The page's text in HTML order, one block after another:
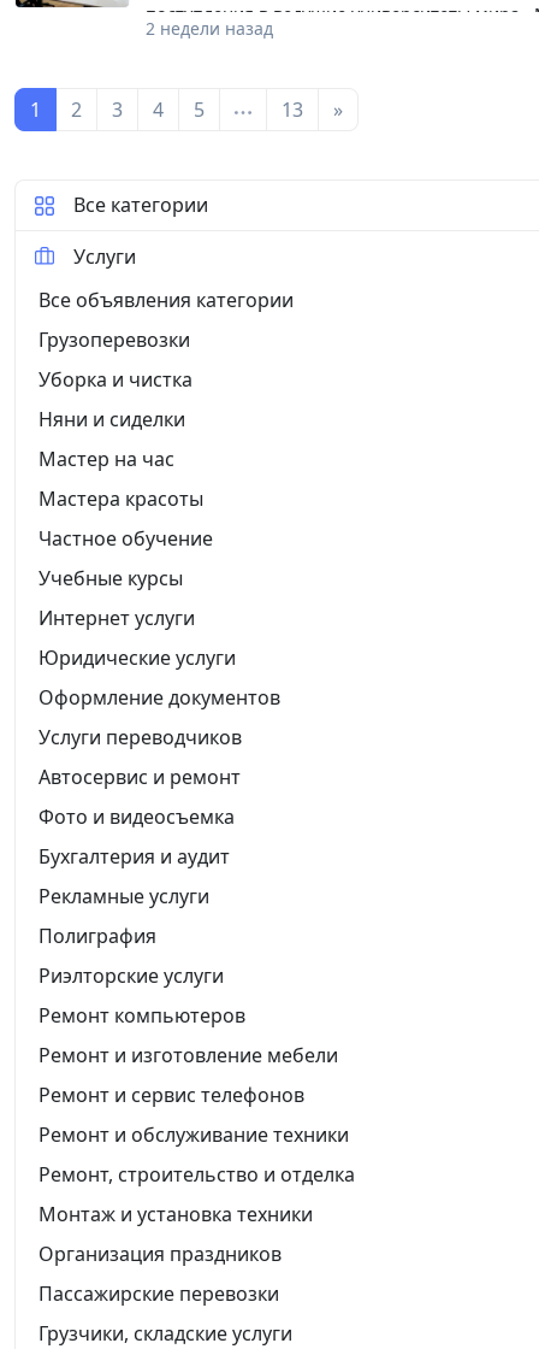
поступления в ведущие университеты мира
чтобы её приняли за рубежом. Наши услуги
2 недели назад
1 2 3 4 5 13 »
Все категории
Услуги
Все объявления категории
Грузоперевозки
Уборка и чистка
Няни и сиделки
Мастер на час
Мастера красоты
Частное обучение
Учебные курсы
Интернет услуги
Юридические услуги
Оформление документов
Услуги переводчиков
Автосервис и ремонт
Фото и видеосъемка
Бухгалтерия и аудит
Рекламные услуги
Полиграфия
Риэлторские услуги
Ремонт компьютеров
Ремонт и изготовление мебели
Ремонт и сервис телефонов
Ремонт и обслуживание техники
Ремонт, строительство и отделка
Монтаж и установка техники
Организация праздников
Пассажирские перевозки
Грузчики, складские услуги